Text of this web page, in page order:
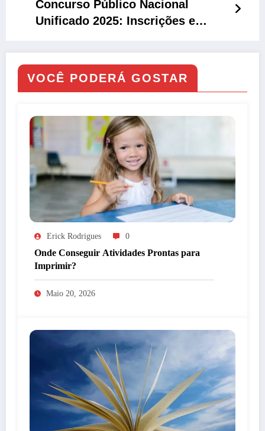
Concurso Público Nacional
Unificado 2025: Inscrições e
VOCÊ PODERÁ GOSTAR
Erick Rodrigues 0
Onde Conseguir Atividades Prontas para
Imprimir?
Maio 20, 2026